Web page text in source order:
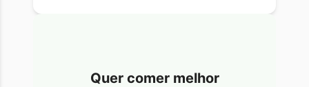
Quer comer melhor